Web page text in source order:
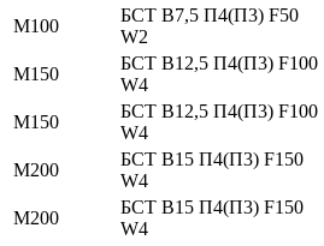
М100
БСТ В7,5 П4(П3) F50
W2
М150
БСТ В12,5 П4(П3) F100
W4
М150
БСТ В12,5 П4(П3) F100
W4
М200
БСТ В15 П4(П3) F150
W4
М200
БСТ В15 П4(П3) F150
W4